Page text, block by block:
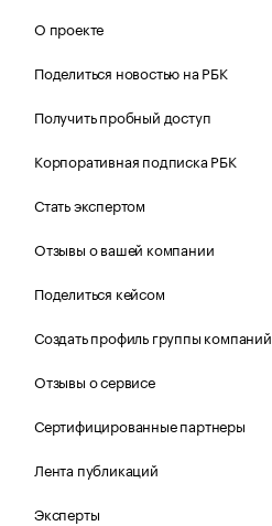
О проекте
Поделиться новостью на РБК
Получить пробный доступ
Корпоративная подписка РБК
Стать экспертом
Отзывы о вашей компании
Поделиться кейсом
Создать профиль группы компаний
Отзывы о сервисе
Сертифицированные партнеры
Лента публикаций
Эксперты